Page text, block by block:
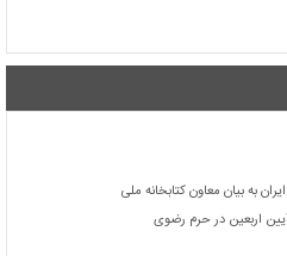
به بیان معاون کتابخانه ملی
اربعین در حرم رضوی